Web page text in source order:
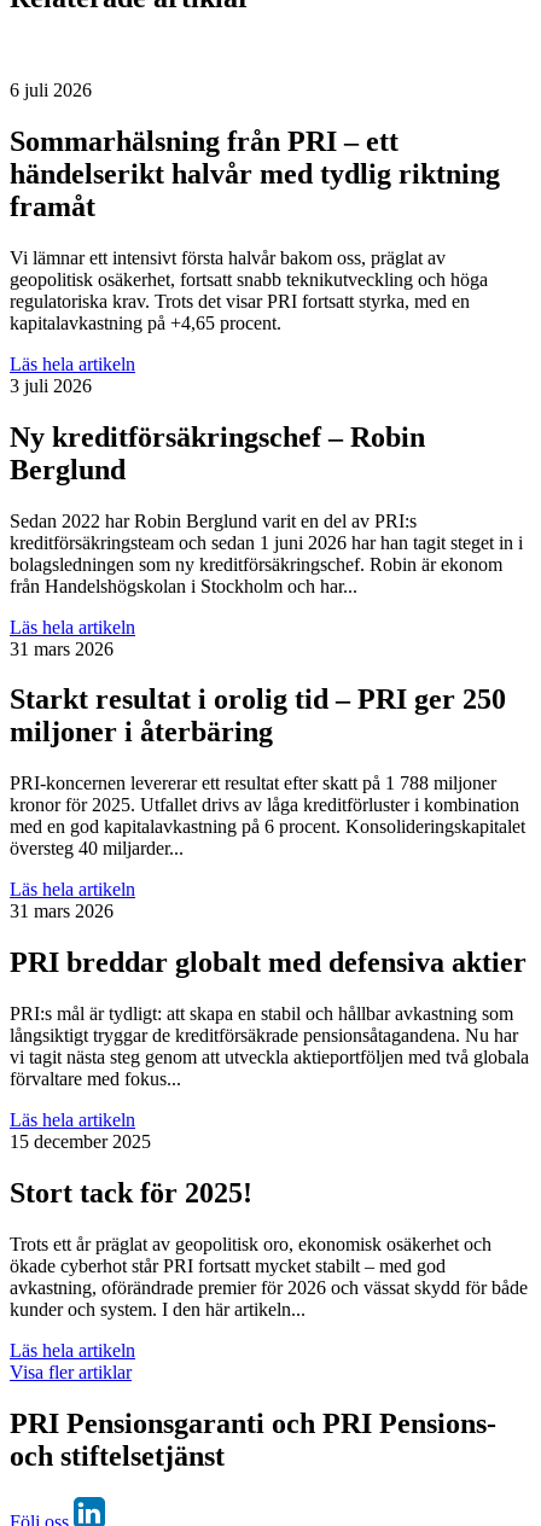
6 juli 2026
Sommarhälsning från PRI – ett
händelserikt halvår med tydlig riktning
framåt
Vi lämnar ett intensivt första halvår bakom oss, präglat av
geopolitisk osäkerhet, fortsatt snabb teknikutveckling och höga
regulatoriska krav. Trots det visar PRI fortsatt styrka, med en
kapitalavkastning på +4,65 procent.
Läs hela artikeln
3 juli 2026
Ny kreditförsäkringschef – Robin
Berglund
Sedan 2022 har Robin Berglund varit en del av PRI:s
kreditförsäkringsteam och sedan 1 juni 2026 har han tagit steget in i
bolagsledningen som ny kreditförsäkringschef. Robin är ekonom
från Handelshögskolan i Stockholm och har...
Läs hela artikeln
31 mars 2026
Starkt resultat i orolig tid – PRI ger 250
miljoner i återbäring
PRI-koncernen levererar ett resultat efter skatt på 1 788 miljoner
kronor för 2025. Utfallet drivs av låga kreditförluster i kombination
med en god kapitalavkastning på 6 procent. Konsolideringskapitalet
översteg 40 miljarder...
Läs hela artikeln
31 mars 2026
PRI breddar globalt med defensiva aktier
PRI:s mål är tydligt: att skapa en stabil och hållbar avkastning som
långsiktigt tryggar de kreditförsäkrade pensionsåtagandena. Nu har
vi tagit nästa steg genom att utveckla aktieportföljen med två globala
förvaltare med fokus...
Läs hela artikeln
15 december 2025
Stort tack för 2025!
Trots ett år präglat av geopolitisk oro, ekonomisk osäkerhet och
ökade cyberhot står PRI fortsatt mycket stabilt – med god
avkastning, oförändrade premier för 2026 och vässat skydd för både
kunder och system. I den här artikeln...
Läs hela artikeln
Visa fler artiklar
PRI Pensionsgaranti och PRI Pensions-
och stiftelsetjänst
Följ oss